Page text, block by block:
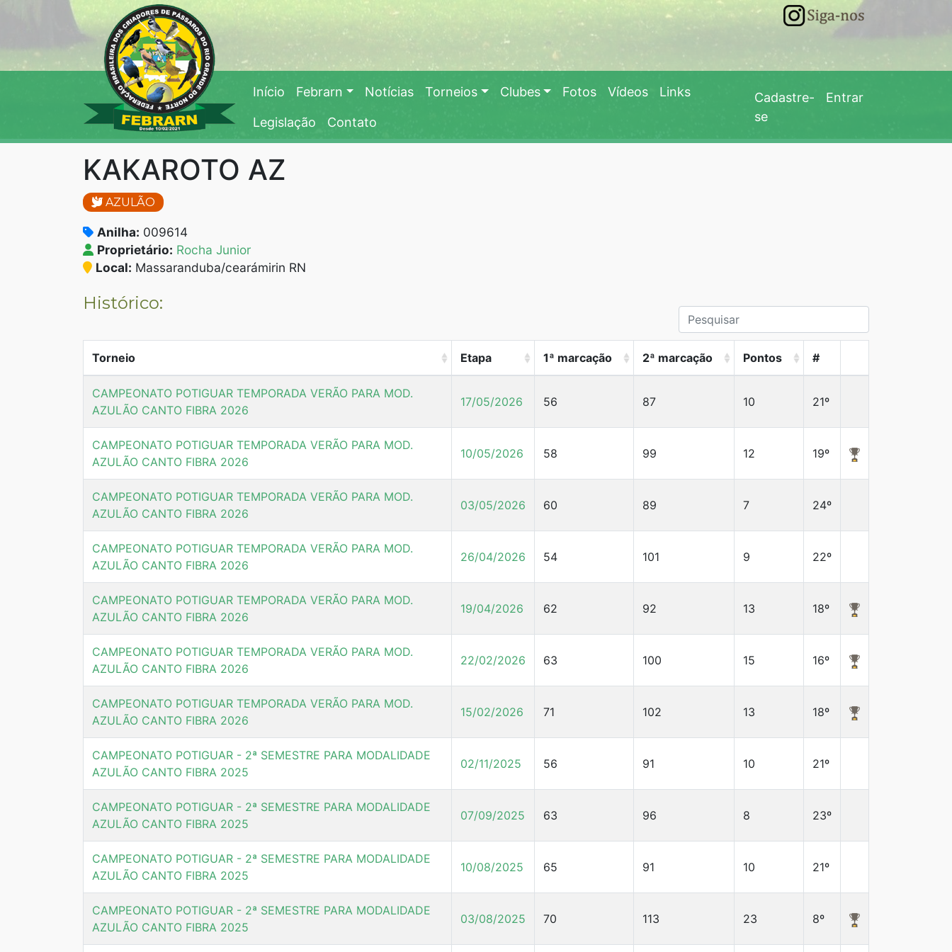
Início Febrarn Notícias Torneios Clubes Fotos Vídeos Links
Legislação Contato
Cadastre-
se
Entrar
KAKAROTO AZ
AZULÃO
Anilha: 009614
Proprietário: Rocha Junior
Local: Massaranduba/cearámirin RN
Histórico:
Torneio Etapa 1ª marcação 2ª marcação Pontos #
CAMPEONATO POTIGUAR TEMPORADA VERÃO PARA MOD.
AZULÃO CANTO FIBRA 2026
17/05/2026 56 87 10 21º
CAMPEONATO POTIGUAR TEMPORADA VERÃO PARA MOD.
AZULÃO CANTO FIBRA 2026
10/05/2026 58 99 12 19º
CAMPEONATO POTIGUAR TEMPORADA VERÃO PARA MOD.
AZULÃO CANTO FIBRA 2026
03/05/2026 60 89 7 24º
CAMPEONATO POTIGUAR TEMPORADA VERÃO PARA MOD.
AZULÃO CANTO FIBRA 2026
26/04/2026 54 101 9 22º
CAMPEONATO POTIGUAR TEMPORADA VERÃO PARA MOD.
AZULÃO CANTO FIBRA 2026
19/04/2026 62 92 13 18º
CAMPEONATO POTIGUAR TEMPORADA VERÃO PARA MOD.
AZULÃO CANTO FIBRA 2026
22/02/2026 63 100 15 16º
CAMPEONATO POTIGUAR TEMPORADA VERÃO PARA MOD.
AZULÃO CANTO FIBRA 2026
15/02/2026 71 102 13 18º
CAMPEONATO POTIGUAR - 2ª SEMESTRE PARA MODALIDADE
AZULÃO CANTO FIBRA 2025
02/11/2025 56 91 10 21º
CAMPEONATO POTIGUAR - 2ª SEMESTRE PARA MODALIDADE
AZULÃO CANTO FIBRA 2025
07/09/2025 63 96 8 23º
CAMPEONATO POTIGUAR - 2ª SEMESTRE PARA MODALIDADE
AZULÃO CANTO FIBRA 2025
10/08/2025 65 91 10 21º
CAMPEONATO POTIGUAR - 2ª SEMESTRE PARA MODALIDADE
AZULÃO CANTO FIBRA 2025
03/08/2025 70 113 23 8º